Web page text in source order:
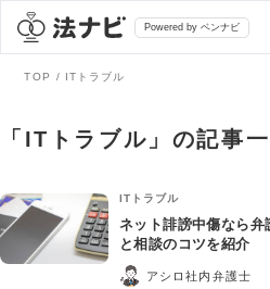
Powered by ベンナビ
全て
法律相談
弁護士を探す
おすすめ弁護士診断
TOP ITトラブル
「ITトラブル」の記事
ITトラブル
ネット誹謗中傷なら弁
と相談のコツを紹介
アシロ社内弁護士